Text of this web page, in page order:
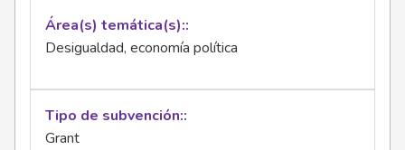
Área(s) temática(s):
Desigualdad, economía política
Tipo de subvención:
Grant